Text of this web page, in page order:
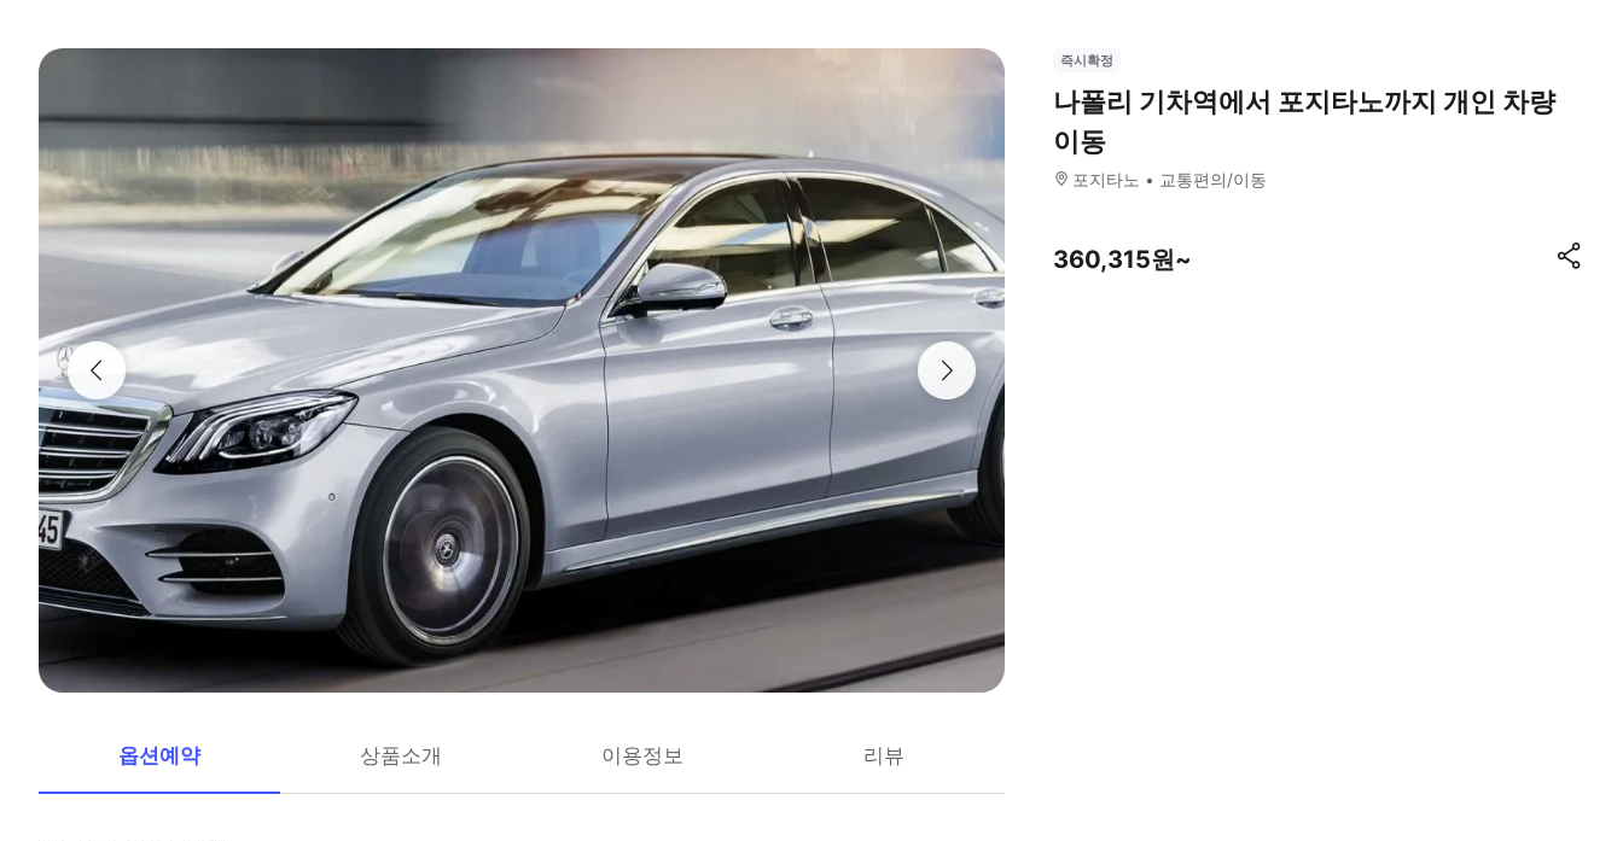
옵션예약 상품소개 이용정보 리뷰
즉시확정
나폴리 기차역에서 포지타노까지 개인 차량
이동
포지타노 교통편의/이동
360,315원~